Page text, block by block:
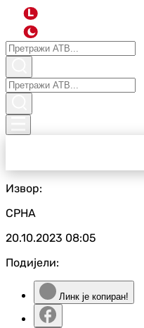
L
Извор:
СРНА
20.10.2023 08:05
Подијели:
Линк је копиран!